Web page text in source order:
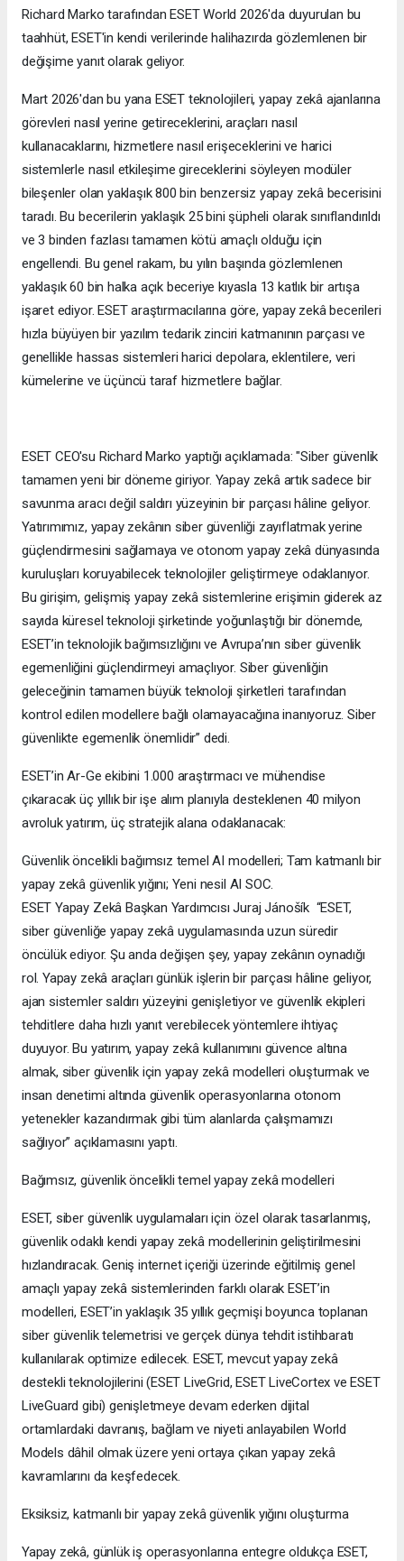
Richard Marko tarafından ESET World 2026'da duyurulan bu
taahhüt, ESET'in kendi verilerinde halihazırda gözlemlenen bir
değişime yanıt olarak geliyor.
Mart 2026'dan bu yana ESET teknolojileri, yapay zekâ ajanlarına
görevleri nasıl yerine getireceklerini, araçları nasıl
kullanacaklarını, hizmetlere nasıl erişeceklerini ve harici
sistemlerle nasıl etkileşime gireceklerini söyleyen modüler
bileşenler olan yaklaşık 800 bin benzersiz yapay zekâ becerisini
taradı. Bu becerilerin yaklaşık 25 bini şüpheli olarak sınıflandırıldı
ve 3 binden fazlası tamamen kötü amaçlı olduğu için
engellendi. Bu genel rakam, bu yılın başında gözlemlenen
yaklaşık 60 bin halka açık beceriye kıyasla 13 katlık bir artışa
işaret ediyor. ESET araştırmacılarına göre, yapay zekâ becerileri
hızla büyüyen bir yazılım tedarik zinciri katmanının parçası ve
genellikle hassas sistemleri harici depolara, eklentilere, veri
kümelerine ve üçüncü taraf hizmetlere bağlar.
ESET CEO'su Richard Marko yaptığı açıklamada: "Siber güvenlik
tamamen yeni bir döneme giriyor. Yapay zekâ artık sadece bir
savunma aracı değil saldırı yüzeyinin bir parçası hâline geliyor.
Yatırımımız, yapay zekânın siber güvenliği zayıflatmak yerine
güçlendirmesini sağlamaya ve otonom yapay zekâ dünyasında
kuruluşları koruyabilecek teknolojiler geliştirmeye odaklanıyor.
Bu girişim, gelişmiş yapay zekâ sistemlerine erişimin giderek az
sayıda küresel teknoloji şirketinde yoğunlaştığı bir dönemde,
ESET’in teknolojik bağımsızlığını ve Avrupa’nın siber güvenlik
egemenliğini güçlendirmeyi amaçlıyor. Siber güvenliğin
geleceğinin tamamen büyük teknoloji şirketleri tarafından
kontrol edilen modellere bağlı olamayacağına inanıyoruz. Siber
güvenlikte egemenlik önemlidir” dedi.
ESET’in Ar-Ge ekibini 1.000 araştırmacı ve mühendise
çıkaracak üç yıllık bir işe alım planıyla desteklenen 40 milyon
avroluk yatırım, üç stratejik alana odaklanacak:
Güvenlik öncelikli bağımsız temel AI modelleri; Tam katmanlı bir
yapay zekâ güvenlik yığını; Yeni nesil AI SOC.
ESET Yapay Zekâ Başkan Yardımcısı Juraj Jánošík “ESET,
siber güvenliğe yapay zekâ uygulamasında uzun süredir
öncülük ediyor. Şu anda değişen şey, yapay zekânın oynadığı
rol. Yapay zekâ araçları günlük işlerin bir parçası hâline geliyor,
ajan sistemler saldırı yüzeyini genişletiyor ve güvenlik ekipleri
tehditlere daha hızlı yanıt verebilecek yöntemlere ihtiyaç
duyuyor. Bu yatırım, yapay zekâ kullanımını güvence altına
almak, siber güvenlik için yapay zekâ modelleri oluşturmak ve
insan denetimi altında güvenlik operasyonlarına otonom
yetenekler kazandırmak gibi tüm alanlarda çalışmamızı
sağlıyor” açıklamasını yaptı.
Bağımsız, güvenlik öncelikli temel yapay zekâ modelleri
ESET, siber güvenlik uygulamaları için özel olarak tasarlanmış,
güvenlik odaklı kendi yapay zekâ modellerinin geliştirilmesini
hızlandıracak. Geniş internet içeriği üzerinde eğitilmiş genel
amaçlı yapay zekâ sistemlerinden farklı olarak ESET’in
modelleri, ESET’in yaklaşık 35 yıllık geçmişi boyunca toplanan
siber güvenlik telemetrisi ve gerçek dünya tehdit istihbaratı
kullanılarak optimize edilecek. ESET, mevcut yapay zekâ
destekli teknolojilerini (ESET LiveGrid, ESET LiveCortex ve ESET
LiveGuard gibi) genişletmeye devam ederken dijital
ortamlardaki davranış, bağlam ve niyeti anlayabilen World
Models dâhil olmak üzere yeni ortaya çıkan yapay zekâ
kavramlarını da keşfedecek.
Eksiksiz, katmanlı bir yapay zekâ güvenlik yığını oluşturma
Yapay zekâ, günlük iş operasyonlarına entegre oldukça ESET,